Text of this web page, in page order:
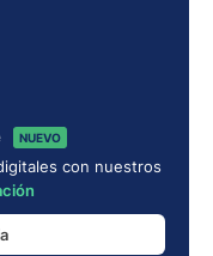
NUEVO
con nuestros